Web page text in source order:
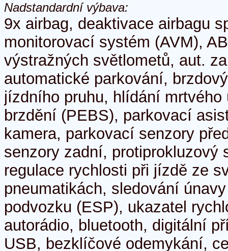
Nadstandardní výbava:
9x airbag, deaktivace airbagu
monitorovací systém (AVM),
výstražných světlometů, aut.
automatické parkování,
jízdního pruhu, hlídání mrtvého
brzdění (PEBS), parkovací
kamera, parkovací senzory
senzory zadní, protiprokluzový
regulace rychlosti při jízdě ze
pneumatikách, sledování
podvozku (ESP), ukazatel
autorádio, bluetooth, digitální
USB, bezklíčové odemykání,